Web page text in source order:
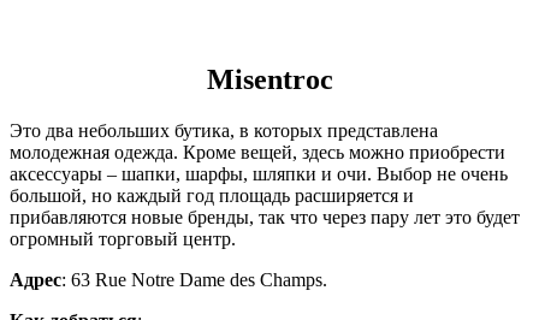
Misentroc
Это два небольших бутика, в которых представлена
молодежная одежда. Кроме вещей, здесь можно приобрести
аксессуары – шапки, шарфы, шляпки и очи. Выбор не очень
большой, но каждый год площадь расширяется и
прибавляются новые бренды, так что через пару лет это будет
огромный торговый центр.
Адрес: 63 Rue Notre Dame des Champs.